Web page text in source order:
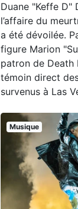
Duane "Keffe D"
l’affaire du
a été dévoilée.
figure Marion
patron de Death
témoin direct
survenus à Las
Musique